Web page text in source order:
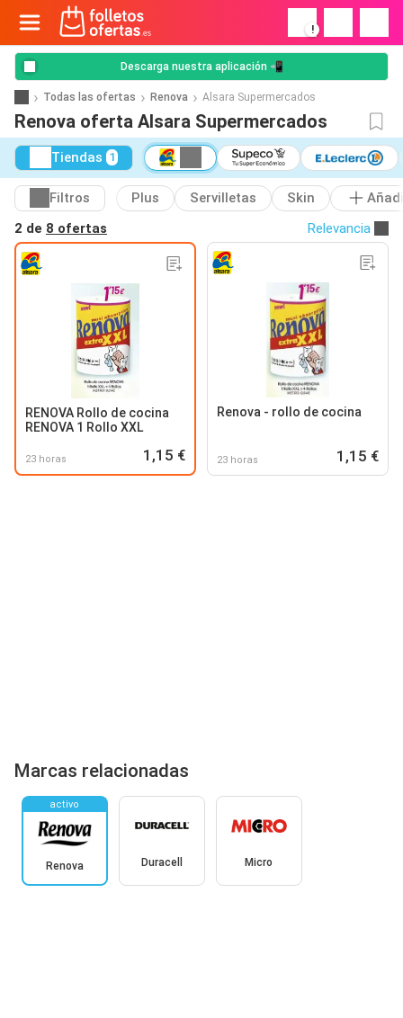
!
Descarga nuestra aplicación 📲
Todas las ofertas Renova Alsara Supermercados
Renova oferta Alsara Supermercados
Tiendas 1
Filtros Plus Servilletas Skin
2 de 8 ofertas Relevancia
RENOVA Rollo de cocina
RENOVA 1 Rollo XXL
23 horas 1,15 €
Renova - rollo de cocina
23 horas 1,15 €
Marcas relacionadas
activo
Renova Duracell Micro